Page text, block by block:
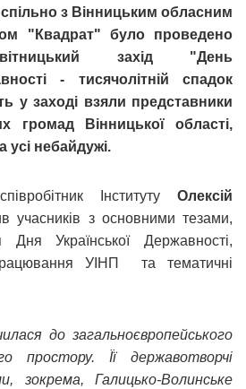
з Вінницьким обласним
"Квадрат" було проведено
захід "День
- тисячолітній спадок
у заході взяли представники
громад Вінницької області,
усі небайдужі.
Інституту Олексій
учасників з основними тезами,
Дня Української Державності,
УІНП та тематичні
до загальноєвропейського
простору. Її державотворчі
зокрема, Галицько-Волинське